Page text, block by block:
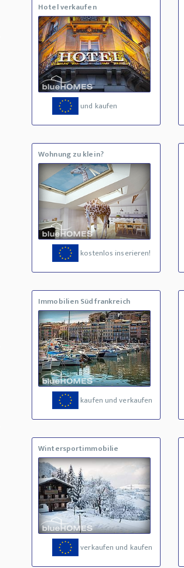
Hotel verkaufen
und kaufen
Wohnung zu klein?
kostenlos inserieren!
Immobilien Südfrankreich
kaufen und verkaufen
Wintersportimmobilie
verkaufen und kaufen